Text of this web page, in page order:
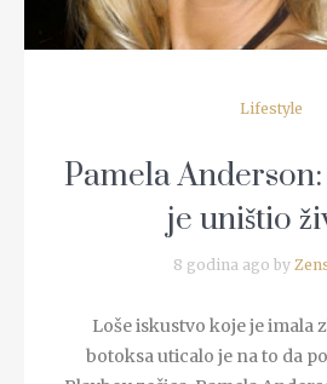
Lifestyle
Pamela
je uništio
8 godina ago by
Loše iskustvo koje je imala
botoksa uticalo je na to da